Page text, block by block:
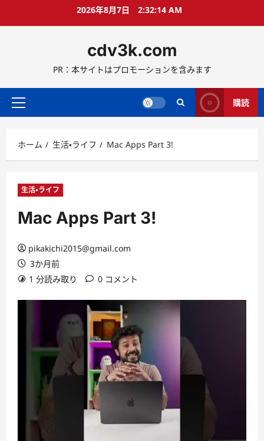
ス
ッ
2026年8月7日 2:32:15 AM
cdv3k.com
PR：本サイトはプロモーションを含みます
メ
メ
ニ
ー
購読
ホーム 生活・ライフ Mac Apps Part 3!
生活・ライフ
Mac Apps Part 3!
pikakichi2015@gmail.com
3か月前
1 分読み取り
0 コメント